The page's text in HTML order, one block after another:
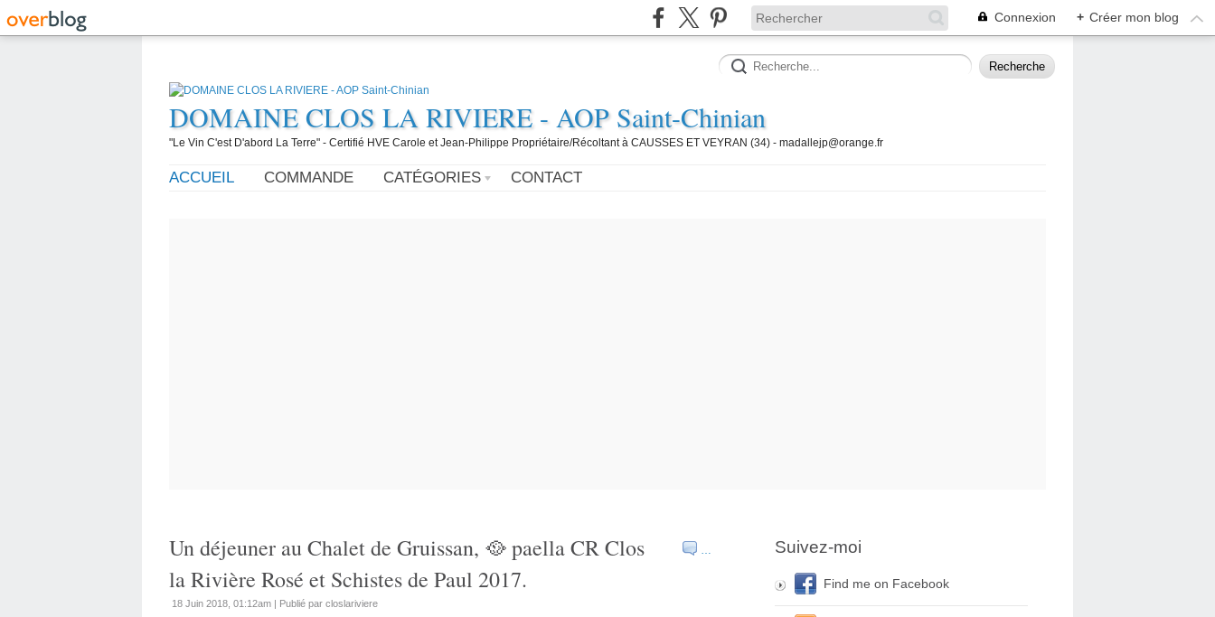
Connexion + Créer mon blog
DOMAINE CLOS LA RIVIERE - AOP Saint-Chinian
"Le Vin C'est D'abord La Terre" - Certifié HVE Carole et Jean-Philippe Propriétaire/Récoltant à CAUSSES ET VEYRAN (34) - madallejp@orange.fr
ACCUEIL COMMANDE CATÉGORIES CONTACT
…
Un déjeuner au Chalet de Gruissan, 🥘 paella CR Clos
la Rivière Rosé et Schistes de Paul 2017.
18 Juin 2018, 01:12am | Publié par closlariviere
Suivez-moi
Find me on Facebook